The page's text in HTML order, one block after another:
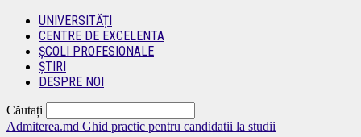
UNIVERSITĂȚI
CENTRE DE EXCELENTA
ȘCOLI PROFESIONALE
ȘTIRI
DESPRE NOI
Căutați
Admiterea.md Ghid practic pentru candidatii la studii